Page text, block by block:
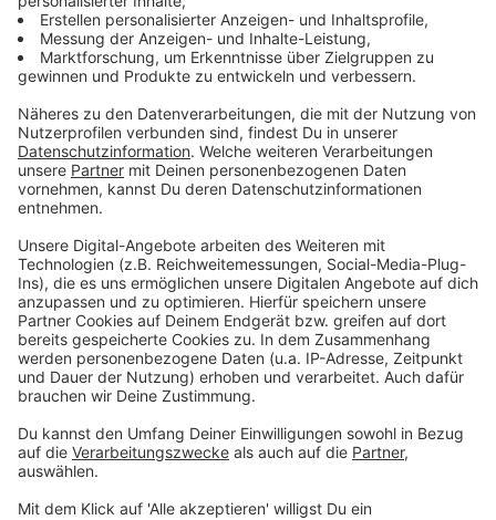
Anzeige
Weitere Infos und Links zum Thema:
Anzeige
Mentruationsbeschwerden?
Die Düsseldorfer Corona-Zahlen vom Sonntag
Die Stadt Düsseldorf informiert über die Corona-
Zahlen
Anzeige